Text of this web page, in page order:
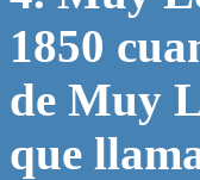
1850
de Muy
que